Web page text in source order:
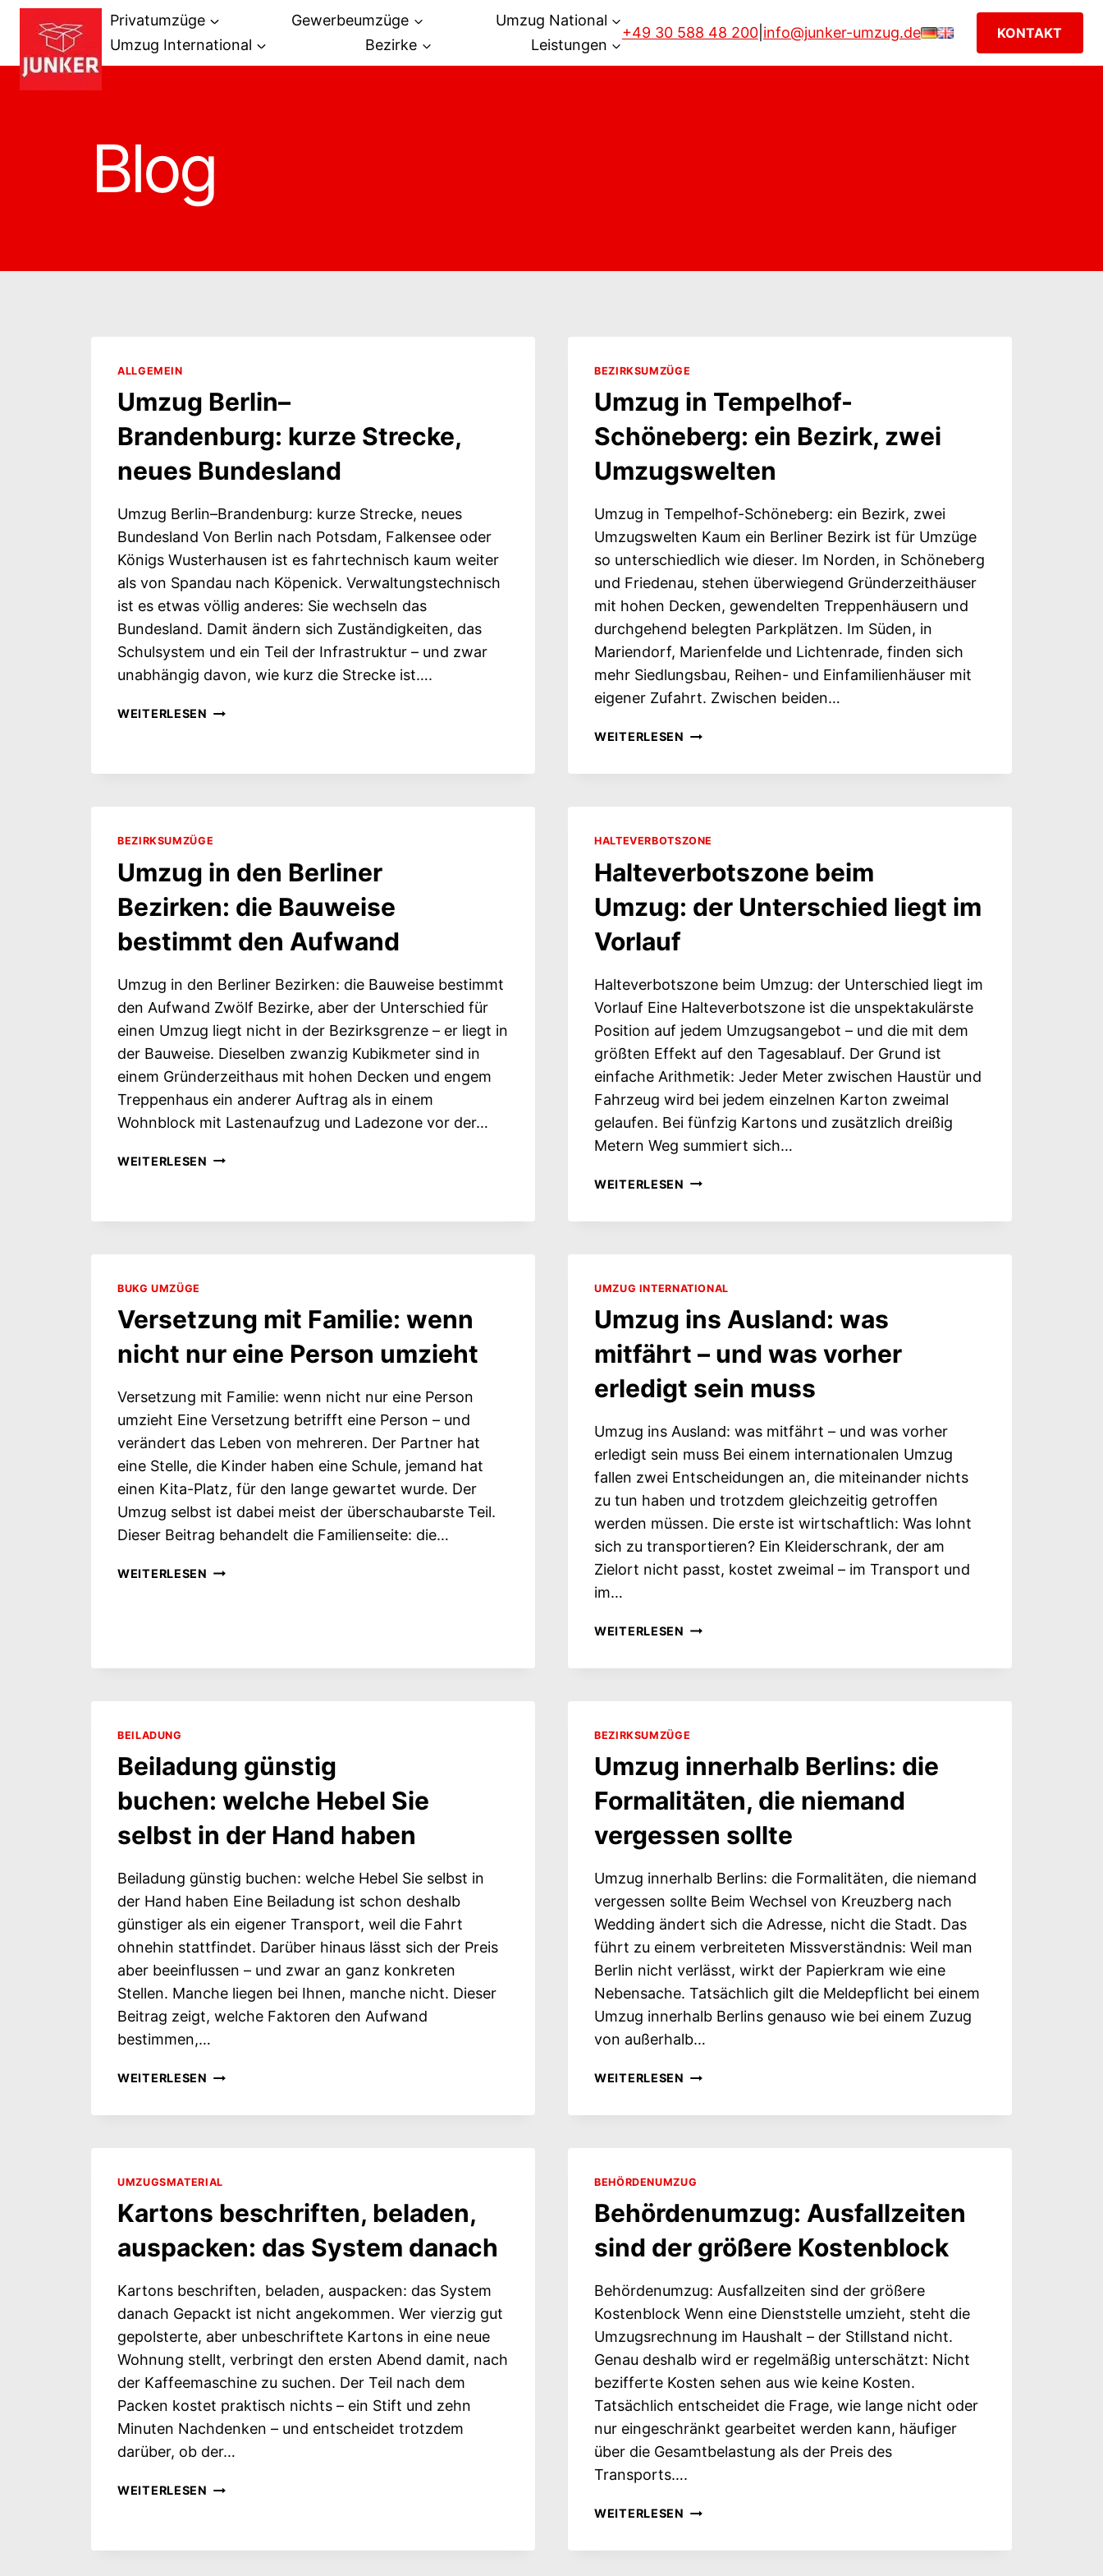
Zum
Inhalt
springen
Privatumzüge Gewerbeumzüge
Umzug National
Umzug International
Bezirke Leistungen
+49 30 588 48 200| info@junker-umzug.de KONTAKT
Blog
ALLGEMEIN
Umzug Berlin–
Brandenburg: kurze Strecke,
neues Bundesland
Umzug Berlin–Brandenburg: kurze Strecke, neues
Bundesland Von Berlin nach Potsdam, Falkensee oder
Königs Wusterhausen ist es fahrtechnisch kaum weiter
als von Spandau nach Köpenick. Verwaltungstechnisch
ist es etwas völlig anderes: Sie wechseln das
Bundesland. Damit ändern sich Zuständigkeiten, das
Schulsystem und ein Teil der Infrastruktur – und zwar
unabhängig davon, wie kurz die Strecke ist….
WEITERLESEN UMZUG
BEZIRKSUMZÜGE
Umzug in Tempelhof-
Schöneberg: ein Bezirk, zwei
Umzugswelten
Umzug in Tempelhof-Schöneberg: ein Bezirk, zwei
Umzugswelten Kaum ein Berliner Bezirk ist für Umzüge
so unterschiedlich wie dieser. Im Norden, in Schöneberg
und Friedenau, stehen überwiegend Gründerzeithäuser
mit hohen Decken, gewendelten Treppenhäusern und
durchgehend belegten Parkplätzen. Im Süden, in
Mariendorf, Marienfelde und Lichtenrade, finden sich
mehr Siedlungsbau, Reihen- und Einfamilienhäuser mit
eigener Zufahrt. Zwischen beiden…
WEITERLESEN UMZUG
TEMPELHOF-
UMZUGSWELTEN
BEZIRKSUMZÜGE
Umzug in den Berliner
Bezirken: die Bauweise
bestimmt den Aufwand
Umzug in den Berliner Bezirken: die Bauweise bestimmt
den Aufwand Zwölf Bezirke, aber der Unterschied für
einen Umzug liegt nicht in der Bezirksgrenze – er liegt in
der Bauweise. Dieselben zwanzig Kubikmeter sind in
einem Gründerzeithaus mit hohen Decken und engem
Treppenhaus ein anderer Auftrag als in einem
Wohnblock mit Lastenaufzug und Ladezone vor der…
WEITERLESEN UMZUG
HALTEVERBOTSZONE
Halteverbotszone beim
Umzug: der Unterschied liegt im
Vorlauf
Halteverbotszone beim Umzug: der Unterschied liegt im
Vorlauf Eine Halteverbotszone ist die unspektakulärste
Position auf jedem Umzugsangebot – und die mit dem
größten Effekt auf den Tagesablauf. Der Grund ist
einfache Arithmetik: Jeder Meter zwischen Haustür und
Fahrzeug wird bei jedem einzelnen Karton zweimal
gelaufen. Bei fünfzig Kartons und zusätzlich dreißig
Metern Weg summiert sich…
WEITERLESEN HALTEVERBOTSZONE
UMZUG: DER
VORLAUF
BUKG UMZÜGE
Versetzung mit Familie: wenn
nicht nur eine Person umzieht
Versetzung mit Familie: wenn nicht nur eine Person
umzieht Eine Versetzung betrifft eine Person – und
verändert das Leben von mehreren. Der Partner hat
eine Stelle, die Kinder haben eine Schule, jemand hat
einen Kita-Platz, für den lange gewartet wurde. Der
Umzug selbst ist dabei meist der überschaubarste Teil.
Dieser Beitrag behandelt die Familienseite: die…
WEITERLESEN VERSETZUNG
UMZUG INTERNATIONAL
Umzug ins Ausland: was
mitfährt – und was vorher
erledigt sein muss
Umzug ins Ausland: was mitfährt – und was vorher
erledigt sein muss Bei einem internationalen Umzug
fallen zwei Entscheidungen an, die miteinander nichts
zu tun haben und trotzdem gleichzeitig getroffen
werden müssen. Die erste ist wirtschaftlich: Was lohnt
sich zu transportieren? Ein Kleiderschrank, der am
Zielort nicht passt, kostet zweimal – im Transport und
im…
WEITERLESEN UMZUG
AUSLAND: WAS
WAS
VORHER
ERLEDIGT
SEIN
BEILADUNG
Beiladung günstig
buchen: welche Hebel Sie
selbst in der Hand haben
Beiladung günstig buchen: welche Hebel Sie selbst in
der Hand haben Eine Beiladung ist schon deshalb
günstiger als ein eigener Transport, weil die Fahrt
ohnehin stattfindet. Darüber hinaus lässt sich der Preis
aber beeinflussen – und zwar an ganz konkreten
Stellen. Manche liegen bei Ihnen, manche nicht. Dieser
Beitrag zeigt, welche Faktoren den Aufwand
bestimmen,…
WEITERLESEN BEILADUNG
BUCHEN: WELCHE
IN
DER
HAND
HABEN
BEZIRKSUMZÜGE
Umzug innerhalb Berlins: die
Formalitäten, die niemand
vergessen sollte
Umzug innerhalb Berlins: die Formalitäten, die niemand
vergessen sollte Beim Wechsel von Kreuzberg nach
Wedding ändert sich die Adresse, nicht die Stadt. Das
führt zu einem verbreiteten Missverständnis: Weil man
Berlin nicht verlässt, wirkt der Papierkram wie eine
Nebensache. Tatsächlich gilt die Meldepflicht bei einem
Umzug innerhalb Berlins genauso wie bei einem Zuzug
von außerhalb…
WEITERLESEN UMZUG
BERLINS: DIE
VERGESSEN
SOLLTE
UMZUGSMATERIAL
Kartons beschriften, beladen,
auspacken: das System danach
Kartons beschriften, beladen, auspacken: das System
danach Gepackt ist nicht angekommen. Wer vierzig gut
gepolsterte, aber unbeschriftete Kartons in eine neue
Wohnung stellt, verbringt den ersten Abend damit, nach
der Kaffeemaschine zu suchen. Der Teil nach dem
Packen kostet praktisch nichts – ein Stift und zehn
Minuten Nachdenken – und entscheidet trotzdem
darüber, ob der…
WEITERLESEN KARTONS
BEHÖRDENUMZUG
Behördenumzug: Ausfallzeiten
sind der größere Kostenblock
Behördenumzug: Ausfallzeiten sind der größere
Kostenblock Wenn eine Dienststelle umzieht, steht die
Umzugsrechnung im Haushalt – der Stillstand nicht.
Genau deshalb wird er regelmäßig unterschätzt: Nicht
bezifferte Kosten sehen aus wie keine Kosten.
Tatsächlich entscheidet die Frage, wie lange nicht oder
nur eingeschränkt gearbeitet werden kann, häufiger
über die Gesamtbelastung als der Preis des
Transports….
WEITERLESEN BEHÖRDENUMZUG: AUSFALLZEITEN
DER